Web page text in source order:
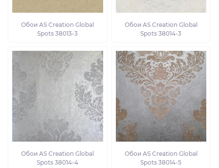
Обои AS Creation Global
Spots 38013-3
Обои AS Creation Global
Spots 38014-3
Обои AS Creation Global
Spots 38014-4
Обои AS Creation Global
Spots 38014-5